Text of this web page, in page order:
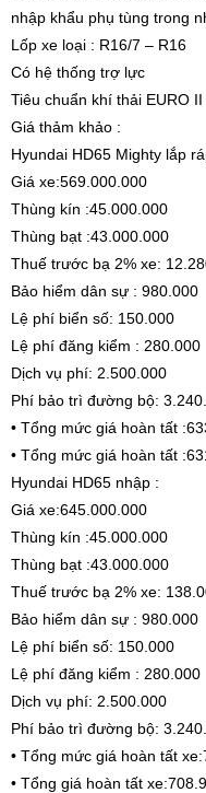
nhập khẩu phụ tùng trong
Lốp xe loại : R16/7 – R16
Có hệ thống trợ lực
Tiêu chuẩn khí thải EURO II
Giá thảm khảo :
Hyundai HD65 Mighty lắp
Giá xe:569.000.000
Thùng kín :45.000.000
Thùng bạt :43.000.000
Thuế trước bạ 2% xe:
Bảo hiểm dân sự : 980.000
Lệ phí biển số: 150.000
Lệ phí đăng kiểm : 280.000
Dịch vụ phí: 2.500.000
Phí bảo trì đường bộ:
• Tổng mức giá hoàn tất
• Tổng mức giá hoàn tất
Hyundai HD65 nhập :
Giá xe:645.000.000
Thùng kín :45.000.000
Thùng bạt :43.000.000
Thuế trước bạ 2% xe:
Bảo hiểm dân sự : 980.000
Lệ phí biển số: 150.000
Lệ phí đăng kiểm : 280.000
Dịch vụ phí: 2.500.000
Phí bảo trì đường bộ:
• Tổng mức giá hoàn tất
• Tổng giá hoàn tất